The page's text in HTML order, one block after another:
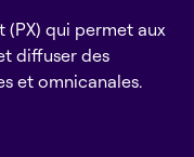
(PX) qui permet aux
diffuser des
et omnicanales.